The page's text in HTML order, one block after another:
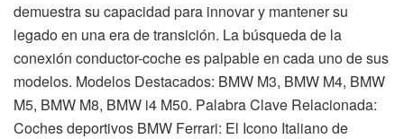
demuestra su capacidad para innovar y mantener su
legado en una era de transición. La búsqueda de la
conexión conductor-coche es palpable en cada uno de sus
modelos. Modelos Destacados: BMW M3, BMW M4, BMW
M5, BMW M8, BMW i4 M50. Palabra Clave Relacionada:
Coches deportivos BMW Ferrari: El Icono Italiano de